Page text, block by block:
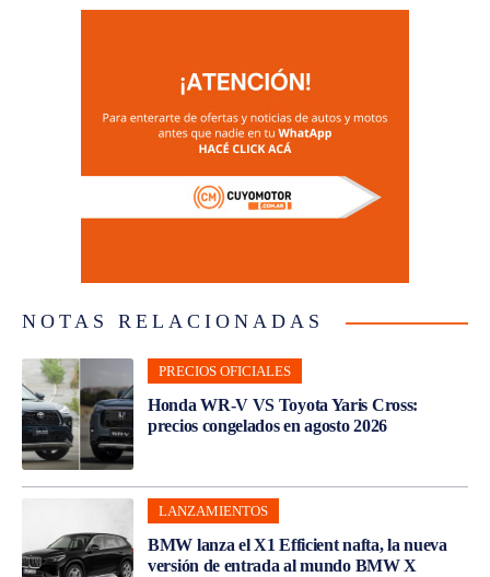
NOTAS RELACIONADAS
PRECIOS OFICIALES
Honda WR-V VS Toyota Yaris Cross:
precios congelados en agosto 2026
LANZAMIENTOS
BMW lanza el X1 Efficient nafta, la nueva
versión de entrada al mundo BMW X